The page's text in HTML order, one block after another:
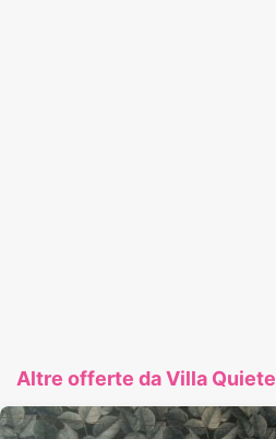
Altre offerte da Villa Quiete